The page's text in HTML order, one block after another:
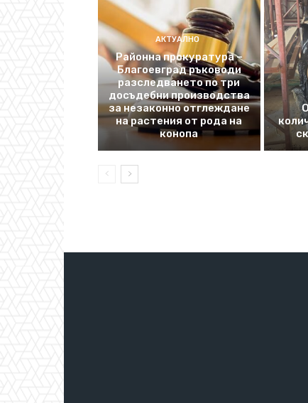
АКТУАЛНО
Районна прокуратура –
Благоевград ръководи
разследването по три
досъдебни производства
за незаконно отглеждане
на растения от рода на
конопа